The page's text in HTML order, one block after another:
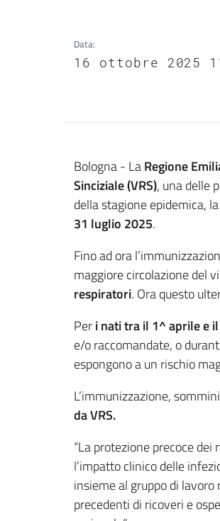
Data:
16 ottobre 2025
Contenuto
Bologna - LaRegione
Sinciziale (VRS), una delle
della stagione epidemica, la
31 luglio 2025.
Fino ad ora
maggiore circolazione del
respiratori. Ora questo
Peri nati tra il 1^ aprile e
e/o raccomandate, o
espongono a un rischio
L’immunizzazione,
da VRS.
“La protezione precoce
l’impatto clinico delle
insieme al gruppo di
precedenti di ricoveri e